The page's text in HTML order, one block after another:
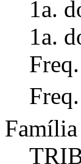
1a.
1a.